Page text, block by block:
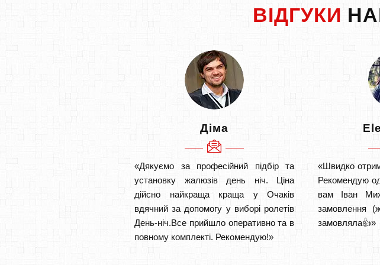
ВІДГУКИ
Діма
«Дякуємо за професійний підбір та
установку жалюзів день ніч. Ціна
дійсно найкраща краща у Очаків
вдячний за допомогу у виборі ролетів
День-ніч.Все прийшло оперативно та в
повному комплекті. Рекомендую!»
«Швидко
Рекомендую
вам Іван
замовлення
замовляла👍»